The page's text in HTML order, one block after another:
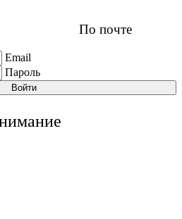
По почте
Email
Пароль
Войти